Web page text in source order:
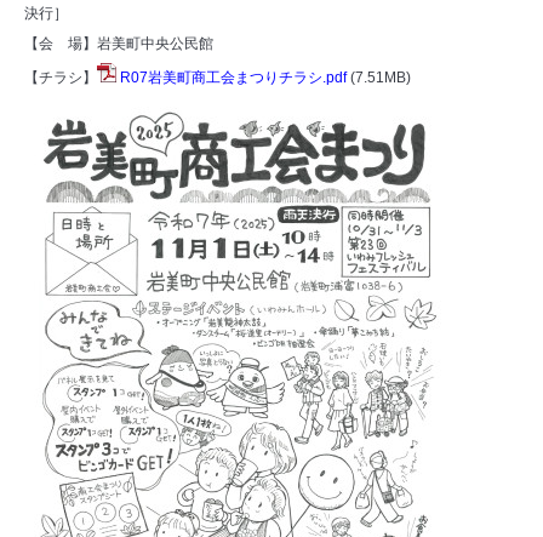
決行］
【会 場】岩美町中央公民館
【チラシ】
R07岩美町商工会まつりチラシ.pdf (7.51MB)